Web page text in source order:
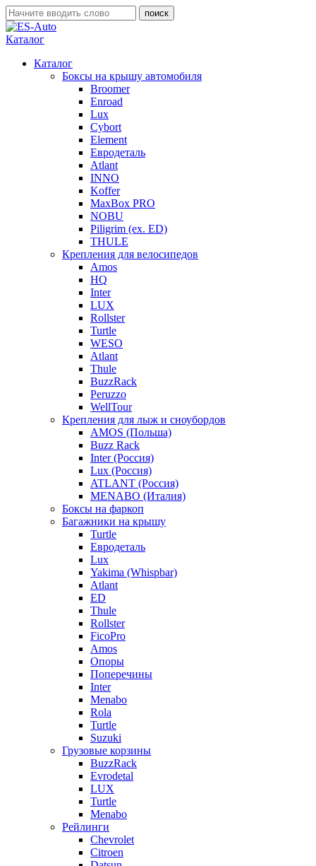
Каталог
Каталог
Боксы на крышу автомобиля
Broomer
Enroad
Lux
Cybort
Element
Евродеталь
Atlant
INNO
Koffer
MaxBox PRO
NOBU
Piligrim (ex. ED)
THULE
Крепления для велосипедов
Amos
HQ
Inter
LUX
Rollster
Turtle
WESO
Atlant
Thule
BuzzRack
Peruzzo
WellTour
Крепления для лыж и сноубордов
AMOS (Польша)
Buzz Rack
Inter (Россия)
Lux (Россия)
ATLANT (Россия)
MENABO (Италия)
Боксы на фаркоп
Багажники на крышу
Turtle
Евродеталь
Lux
Yakima (Whispbar)
Atlant
ED
Thule
Rollster
FicoPro
Amos
Опоры
Поперечины
Inter
Menabo
Rola
Turtle
Suzuki
Грузовые корзины
BuzzRack
Evrodetal
LUX
Turtle
Menabo
Рейлинги
Chevrolet
Citroen